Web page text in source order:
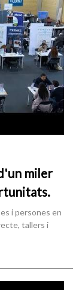
miler
i persones en
tallers i